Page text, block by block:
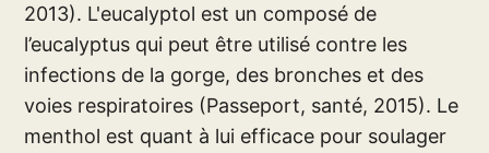
2013). L'eucalyptol est un composé de
l’eucalyptus qui peut être utilisé contre les
infections de la gorge, des bronches et des
voies respiratoires (Passeport, santé, 2015). Le
menthol est quant à lui efficace pour soulager